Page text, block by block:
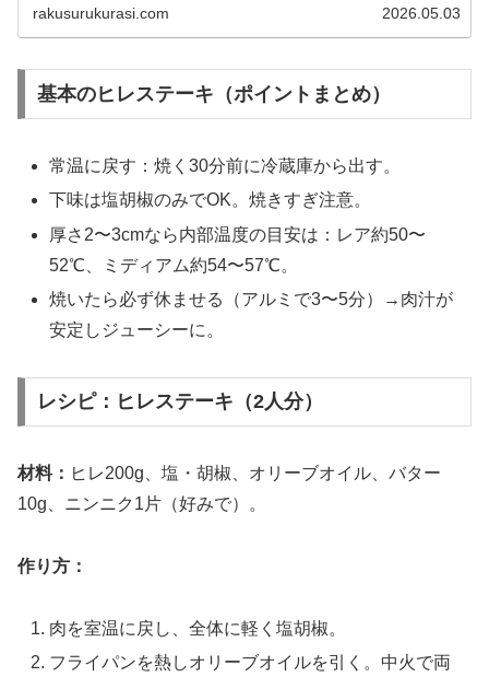
rakusurukurasi.com 2026.05.03
基本のヒレステーキ（ポイントまとめ）
常温に戻す：焼く30分前に冷蔵庫から出す。
下味は塩胡椒のみでOK。焼きすぎ注意。
厚さ2〜3cmなら内部温度の目安は：レア約50〜
52℃、ミディアム約54〜57℃。
焼いたら必ず休ませる（アルミで3〜5分）→肉汁が
安定しジューシーに。
レシピ：ヒレステーキ（2人分）
材料： ヒレ200g、塩・胡椒、オリーブオイル、バター
10g、ニンニク1片（好みで）。
作り方：
肉を室温に戻し、全体に軽く塩胡椒。
フライパンを熱しオリーブオイルを引く。中火で両